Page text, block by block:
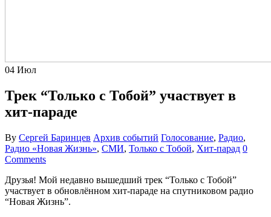
04 Июл
Трек “Только с Тобой” участвует в
хит-параде
By Сергей Баринцев Архив событий Голосование, Радио,
Радио «Новая Жизнь», СМИ, Только с Тобой, Хит-парад 0
Comments
Друзья! Мой недавно вышедший трек “Только с Тобой”
участвует в обновлённом хит-параде на спутниковом радио
“Новая Жизнь”.